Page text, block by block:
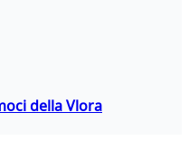
della Vlora